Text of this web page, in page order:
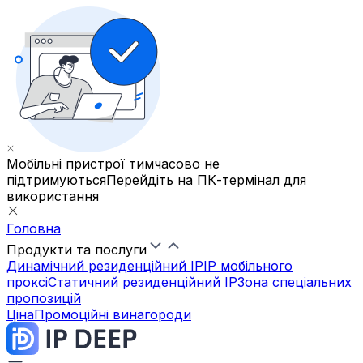
Мобільні пристрої тимчасово не
підтримуютьсяПерейдіть на ПК-термінал для
використання
Головна
Продукти та послуги
Динамічний резиденційний IPIP мобільного
проксіСтатичний резиденційний IPЗона спеціальних
пропозицій
ЦінаПромоційні винагороди